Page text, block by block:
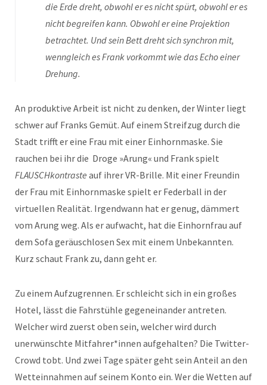
die Erde dreht, obwohl er es nicht spürt, obwohl er es
nicht begreifen kann. Obwohl er eine Projektion
betrachtet. Und sein Bett dreht sich synchron mit,
wenngleich es Frank vorkommt wie das Echo einer
Drehung.
An produktive Arbeit ist nicht zu denken, der Winter liegt
schwer auf Franks Gemüt. Auf einem Streifzug durch die
Stadt trifft er eine Frau mit einer Einhornmaske. Sie
rauchen bei ihr die Droge »Arung« und Frank spielt
FLAUSCHkontraste auf ihrer VR-Brille. Mit einer Freundin
der Frau mit Einhornmaske spielt er Federball in der
virtuellen Realität. Irgendwann hat er genug, dämmert
vom Arung weg. Als er aufwacht, hat die Einhornfrau auf
dem Sofa geräuschlosen Sex mit einem Unbekannten.
Kurz schaut Frank zu, dann geht er.
Zu einem Aufzugrennen. Er schleicht sich in ein großes
Hotel, lässt die Fahrstühle gegeneinander antreten.
Welcher wird zuerst oben sein, welcher wird durch
unerwünschte Mitfahrer*innen aufgehalten? Die Twitter-
Crowd tobt. Und zwei Tage später geht sein Anteil an den
Wetteinnahmen auf seinem Konto ein. Wer die Wetten auf